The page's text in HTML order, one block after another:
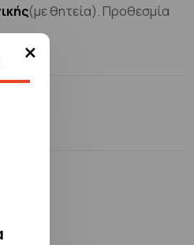
×
(με θητεία). Προθεσμία